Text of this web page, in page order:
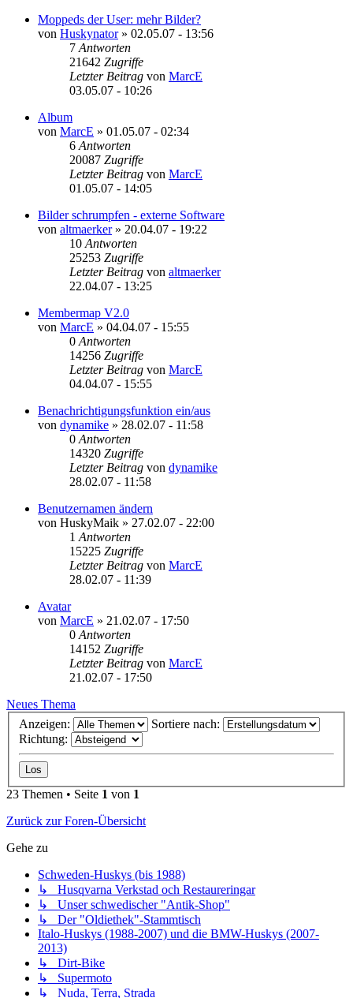
Moppeds der User: mehr Bilder?
von Huskynator» 02.05.07 - 13:56
7 Antworten
21642 Zugriffe
Letzter Beitrag von MarcE
03.05.07 - 10:26
Album
von MarcE » 01.05.07 - 02:34
6 Antworten
20087 Zugriffe
Letzter Beitrag von MarcE
01.05.07 - 14:05
Bilder schrumpfen - externe Software
von altmaerker» 20.04.07 - 19:22
10 Antworten
25253 Zugriffe
Letzter Beitrag von altmaerker
22.04.07 - 13:25
Membermap V2.0
von MarcE » 04.04.07 - 15:55
0 Antworten
14256 Zugriffe
Letzter Beitrag von MarcE
04.04.07 - 15:55
Benachrichtigungsfunktion ein/aus
von dynamike » 28.02.07 - 11:58
0 Antworten
14320 Zugriffe
Letzter Beitrag von dynamike
28.02.07 - 11:58
Benutzernamen ändern
von HuskyMaik » 27.02.07 - 22:00
1 Antworten
15225 Zugriffe
Letzter Beitrag von MarcE
28.02.07 - 11:39
Avatar
von MarcE » 21.02.07 - 17:50
0 Antworten
14152 Zugriffe
Letzter Beitrag von MarcE
21.02.07 - 17:50
Neues Thema
Anzeigen:
Sortiere nach:
Richtung:
23 Themen • Seite 1 von 1
Zurück zur Foren-Übersicht
Gehe zu
Schweden-Huskys (bis 1988)
↳ Husqvarna Verkstad och Restaureringar
↳ Unser schwedischer "Antik-Shop"
↳ Der "Oldiethek"-Stammtisch
Italo-Huskys (1988-2007) und die BMW-Huskys (2007-
2013)
↳ Dirt-Bike
↳ Supermoto
↳ Nuda, Terra, Strada